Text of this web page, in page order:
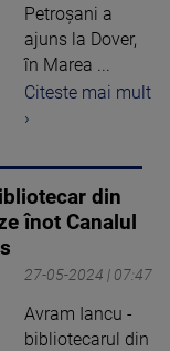
Petroșani a
ajuns la Dover,
în Marea ...
Citeste mai mult
›
din
înot Canalul
27-05-2024 | 07:47
Avram Iancu -
bibliotecarul din